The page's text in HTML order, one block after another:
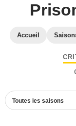
Accueil
Toutes les saisons